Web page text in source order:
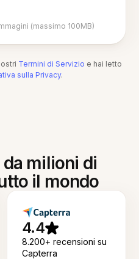
(massimo 100MB)
Termini di Servizio e hai letto
sulla Privacy.
milioni di
il mondo
4.4
8.200+ recensioni su
Capterra